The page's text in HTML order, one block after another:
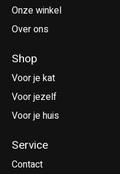
Onze winkel
Over ons
Shop
Voor je kat
Voor jezelf
Voor je huis
Service
Contact